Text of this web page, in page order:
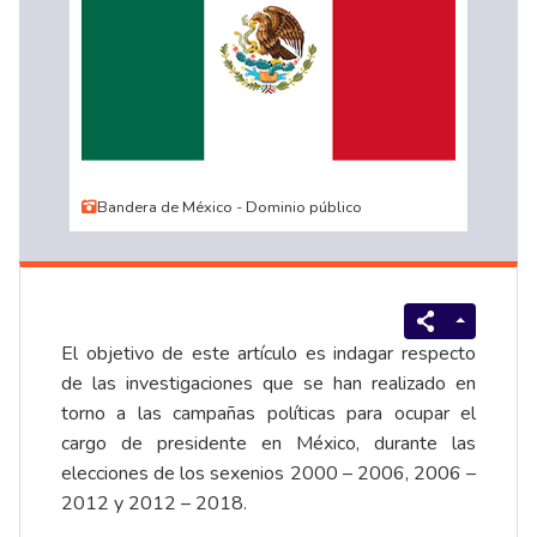
Bandera de México - Dominio público
El objetivo de este artículo es indagar respecto
de las investigaciones que se han realizado en
torno a las campañas políticas para ocupar el
cargo de presidente en México, durante las
elecciones de los sexenios 2000 – 2006, 2006 –
2012 y 2012 – 2018.